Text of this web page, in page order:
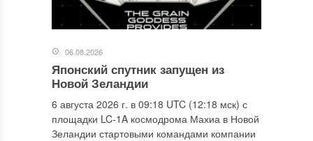
06.08.2026
Японский спутник запущен из
Новой Зеландии
6 августа 2026 г. в 09:18 UTC (12:18 мск) с
площадки LC-1A космодрома Махиа в Новой
Зеландии стартовыми командами компании